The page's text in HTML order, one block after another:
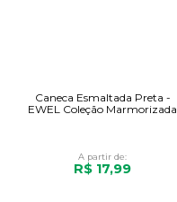
Caneca Esmaltada Preta -
EWEL Coleção Marmorizada
A partir de:
R$ 17,99